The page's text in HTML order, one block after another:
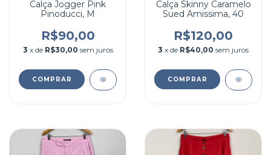
Calça Jogger Pink
Pinoducci, M
R$90,00
3 x de R$30,00 sem juros
COMPRAR
Calça Skinny Caramelo
Sued Amissima, 40
R$120,00
3 x de R$40,00 sem juros
COMPRAR